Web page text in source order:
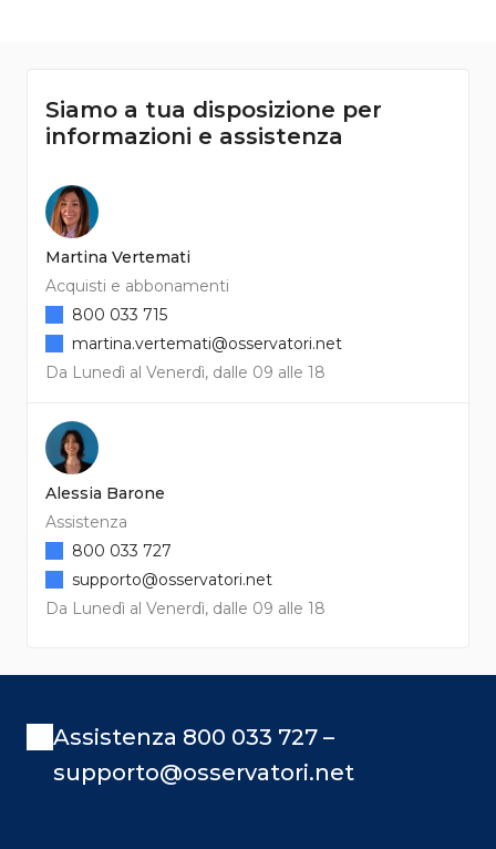
Siamo a tua disposizione per
informazioni e assistenza
Martina Vertemati
Acquisti e abbonamenti
Da Lunedì al Venerdì, dalle 09 alle 18
800 033 715
martina.vertemati@osservatori.net
Alessia Barone
Assistenza
Da Lunedì al Venerdì, dalle 09 alle 18
800 033 727
supporto@osservatori.net
Assistenza 800 033 727 –
supporto@osservatori.net